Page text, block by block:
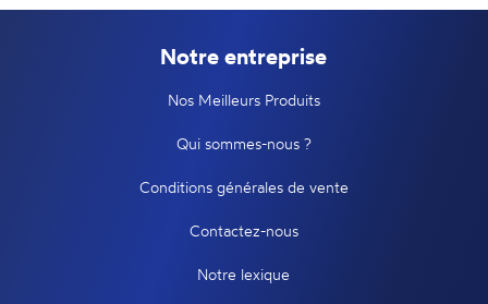
Notre entreprise
Nos Meilleurs Produits
Qui sommes-nous ?
Conditions générales de vente
Contactez-nous
Notre lexique